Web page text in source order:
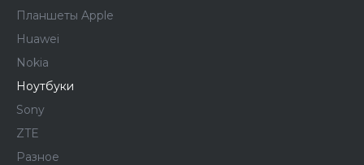
Планшеты Apple
Huawei
Nokia
Ноутбуки
Sony
ZTE
Разное